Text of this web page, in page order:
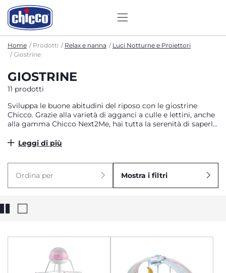
Home Prodotti Relax e nanna
Luci Notturne e Proiettori
Giostrine
GIOSTRINE
11 prodotti
Sviluppa le buone abitudini del riposo con le giostrine
Chicco. Grazie alla varietà di agganci a culle e lettini, anche
alla gamma Chicco Next2Me, hai tutta la serenità di saperli
classiche e New Age, i suoni bianchi e della natura li
Leggi di più
Ordina per Mostra i filtri